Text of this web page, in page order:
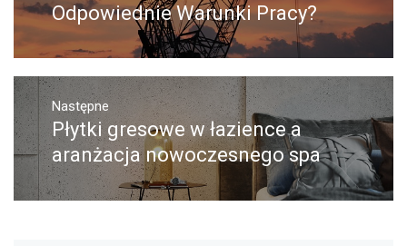
Odpowiednie Warunki Pracy?
Następne
Następny
post:
Płytki gresowe w łazience a
aranżacja nowoczesnego spa